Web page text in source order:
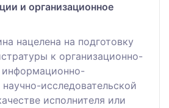
и организационное
нацелена на подготовку
к организационно-
информационно-
исследовательской
исполнителя или